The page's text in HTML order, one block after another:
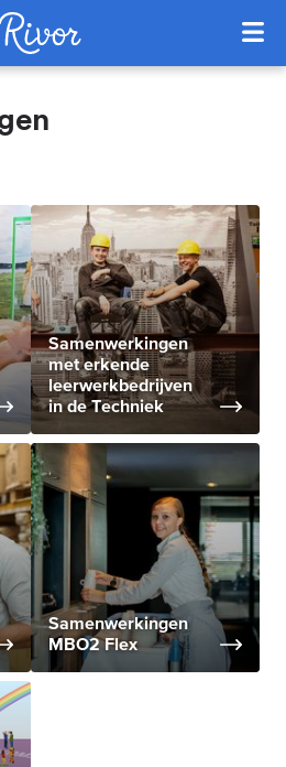
Samenwerkingen
met erkende
leerwerkbedrijven
in de Techniek
Samenwerkingen
MBO2 Flex